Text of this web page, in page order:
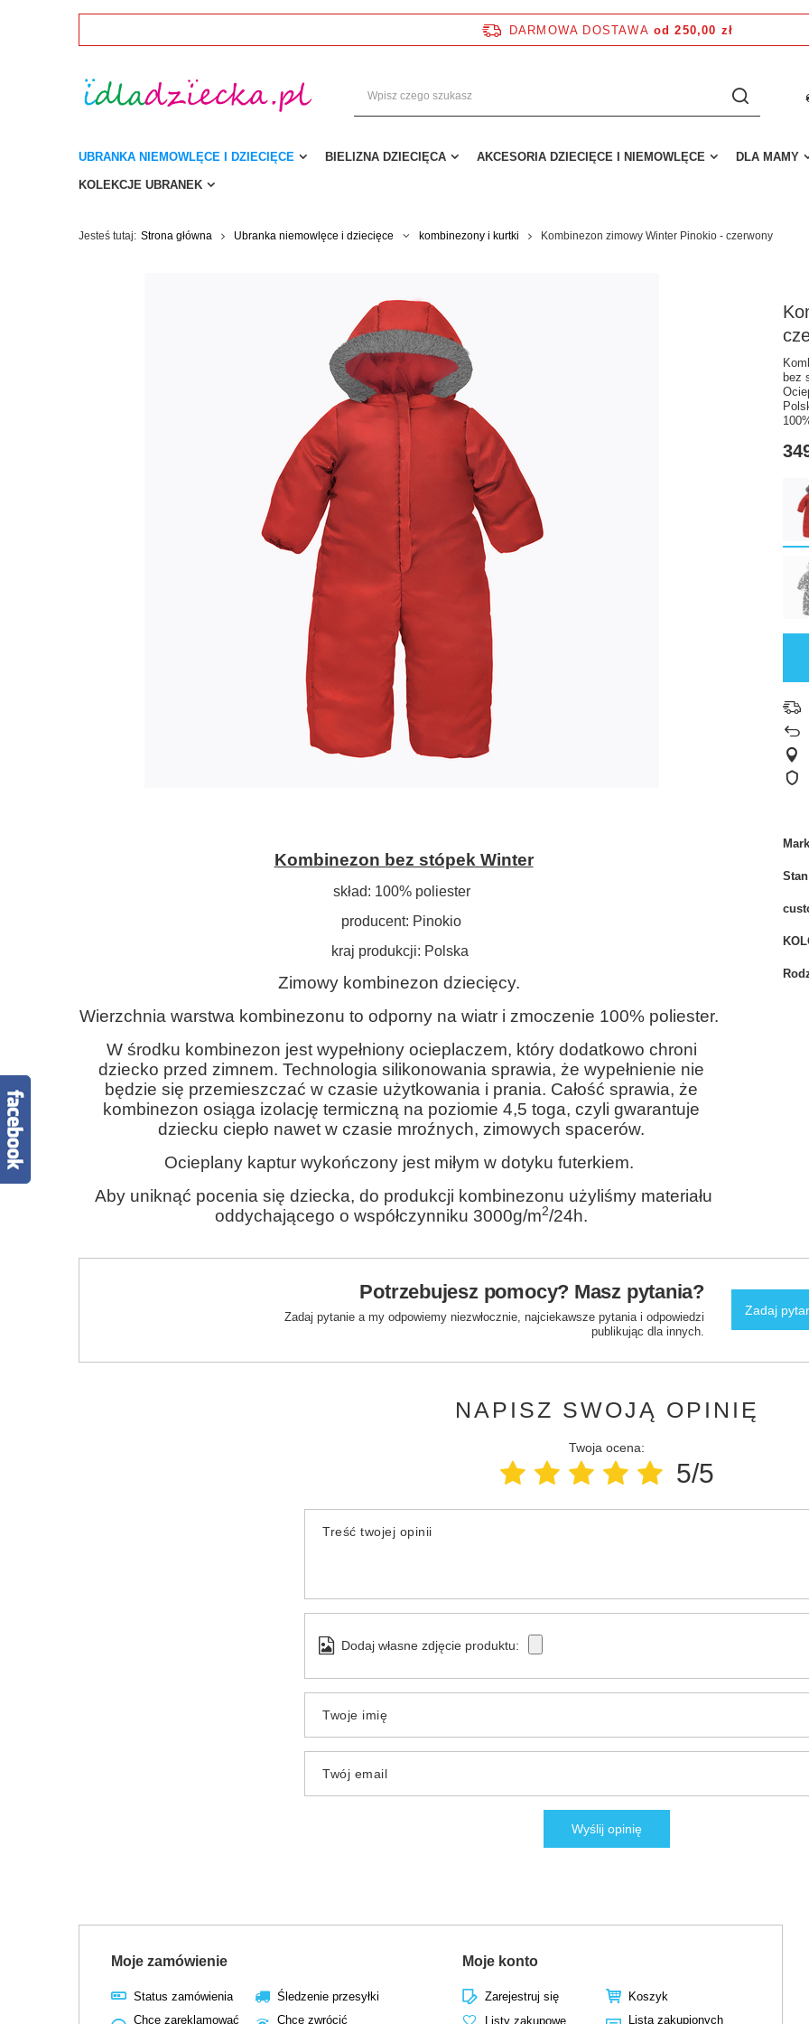
DARMOWA DOSTAWA od 250,00 zł
UBRANKA NIEMOWLĘCE I DZIECIĘCE BIELIZNA DZIECIĘCA AKCESORIA DZIECIĘCE I NIEMOWLĘCE DLA MAMY
KOLEKCJE UBRANEK
Jesteś tutaj: Strona główna Ubranka niemowlęce i dziecięce kombinezony i kurtki Kombinezon zimowy Winter Pinokio - czerwony
bez
Kombinezon bez stópek Winter
skład: 100% poliester
producent: Pinokio
kraj produkcji: Polska
Zimowy kombinezon dziecięcy.
Wierzchnia warstwa kombinezonu to odporny na wiatr i zmoczenie 100% poliester.
W środku kombinezon jest wypełniony ocieplaczem, który dodatkowo chroni
dziecko przed zimnem. Technologia silikonowania sprawia, że wypełnienie nie
będzie się przemieszczać w czasie użytkowania i prania. Całość sprawia, że
kombinezon osiąga izolację termiczną na poziomie 4,5 toga, czyli gwarantuje
dziecku ciepło nawet w czasie mroźnych, zimowych spacerów.
Ocieplany kaptur wykończony jest miłym w dotyku futerkiem.
Aby uniknąć pocenia się dziecka, do produkcji kombinezonu użyliśmy materiału
oddychającego o współczynniku 3000g/m2/24h.
Stan
Potrzebujesz pomocy? Masz pytania?
Zadaj pytanie a my odpowiemy niezwłocznie, najciekawsze pytania i odpowiedzi
publikując dla innych.
Zadaj
NAPISZ SWOJĄ OPINIĘ
Twoja ocena:
5/5
Treść twojej opinii
Dodaj własne zdjęcie produktu:
Twoje imię
Twój email
Wyślij opinię
Moje zamówienie
Status zamówienia
Śledzenie przesyłki
Chcę zareklamować
Chcę zwrócić
Moje konto
Zarejestruj się
Koszyk
Listy zakupowe
Lista zakupionych